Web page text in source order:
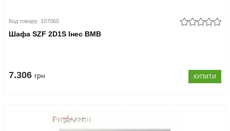
Код товару: 107060
Шафа SZF 2D1S Інес ВМВ
7.306 грн КУПИТИ